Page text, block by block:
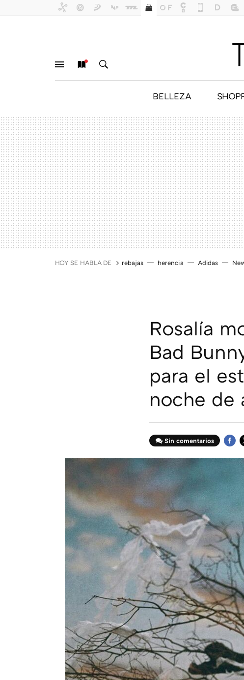
BELLEZA
HOY SE HABLA DE rebajas herencia Adidas
Rosalía
Bad
para el
noche de
Sin comentarios